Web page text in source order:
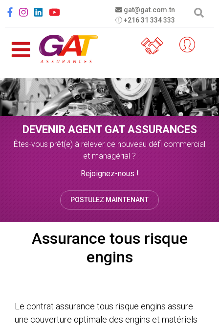
gat@gat.com.tn
+216 31 334 333
Social menu
DEVENIR AGENT GAT ASSURANCES
Êtes-vous prêt(e) à relever ce nouveau défi commercial
et managérial ?
Rejoignez-nous !
POSTULEZ MAINTENANT
Assurance tous risque
engins
Le contrat assurance tous risque engins assure
une couverture optimale des engins et matériels